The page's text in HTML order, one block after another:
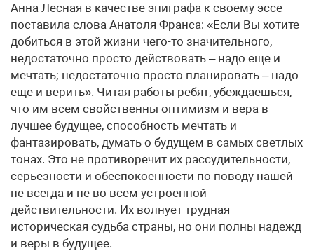
Анна Лесная в качестве эпиграфа к своему эссе
поставила слова Анатоля Франса: «Если Вы хотите
добиться в этой жизни чего-то значительного,
недостаточно просто действовать – надо еще и
мечтать; недостаточно просто планировать – надо
еще и верить». Читая работы ребят, убеждаешься,
что им всем свойственны оптимизм и вера в
лучшее будущее, способность мечтать и
фантазировать, думать о будущем в самых светлых
тонах. Это не противоречит их рассудительности,
серьезности и обеспокоенности по поводу нашей
не всегда и не во всем устроенной
действительности. Их волнует трудная
историческая судьба страны, но они полны надежд
и веры в будущее.